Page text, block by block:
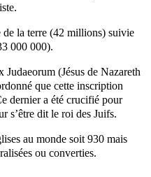
la terre (42 millions) suivie
000 000).
(Jésus de Nazareth
que cette inscription
dernier a été crucifié pour
s’être dit le roi des Juifs.
au monde soit 930 mais
ou converties.